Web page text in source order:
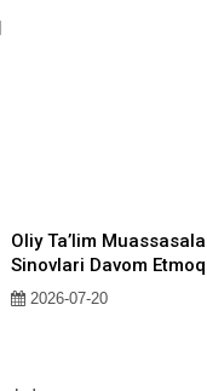
Oliy Ta’lim
Sinovlari Davom
2026-07-20